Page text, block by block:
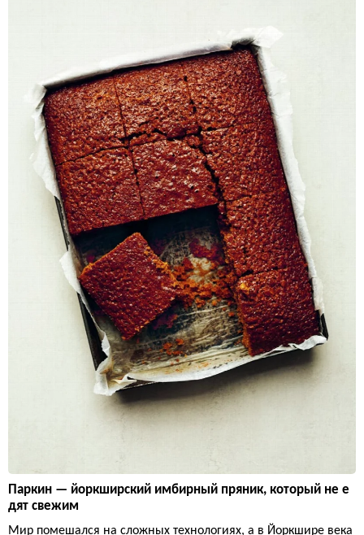
Паркин — йоркширский имбирный пряник, который не е
дят свежим
Мир помешался на сложных технологиях, а в Йоркшире века